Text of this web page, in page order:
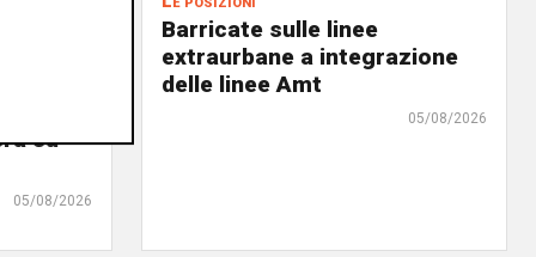
La
su
05/08/2026
Barricate sulle linee
extraurbane a integrazione
delle linee Amt
05/08/2026